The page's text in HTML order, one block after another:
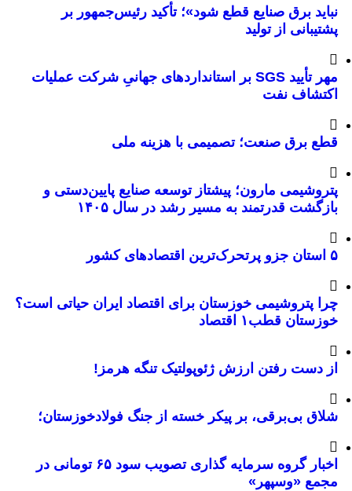
نباید برق صنایع قطع شود»؛ تأکید رئیس‌جمهور بر
پشتیبانی از تولید
مهر تأیید SGS بر استانداردهای جهانیِ شرکت عملیات
اکتشاف نفت
قطع برق صنعت؛ تصمیمی با هزینه ملی
پتروشیمی مارون؛ پیشتاز توسعه صنایع پایین‌دستی و
بازگشت قدرتمند به مسیر رشد در سال ۱۴۰۵
۵ استان جزو پرتحرک‌ترین اقتصاد‌های کشور
چرا پتروشیمی خوزستان برای اقتصاد ایران حیاتی است؟
خوزستان قطب۱ اقتصاد
از دست رفتن ارزش ژئوپولتیک تنگه هرمز!
شلاق‌ بی‌برقی، بر پیکر خسته‌ از جنگ فولادخوزستان؛
اخبار گروه سرمایه گذاری تصویب سود ۶۵ تومانی در
مجمع «وسپهر»